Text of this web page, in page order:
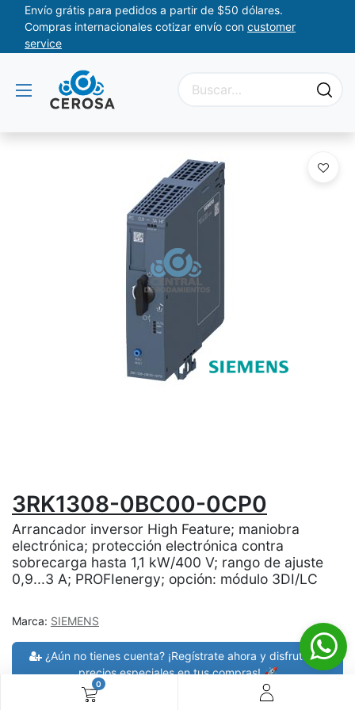
0
Envío grátis para pedidos a partir de $50 dólares.
Compras internacionales cotizar envío con customer
service
3RK1308-0BC00-0CP0
Arrancador inversor High Feature; maniobra
electrónica; protección electrónica contra
sobrecarga hasta 1,1 kW/400 V; rango de ajuste
0,9...3 A; PROFIenergy; opción: módulo 3DI/LC
Marca: SIEMENS
¿Aún no tienes cuenta? ¡Regístrate ahora y disfruta de
precios especiales en tus compras! 🚀